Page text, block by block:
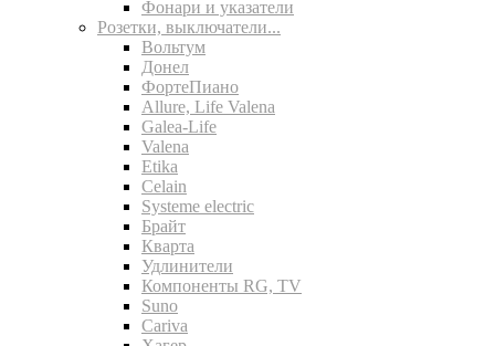
Фонари и указатели
Розетки, выключатели...
Вольтум
Донел
ФортеПиано
Allure, Life Valena
Galea-Life
Valena
Etika
Celain
Systeme electric
Брайт
Кварта
Удлинители
Компоненты RG, TV
Suno
Cariva